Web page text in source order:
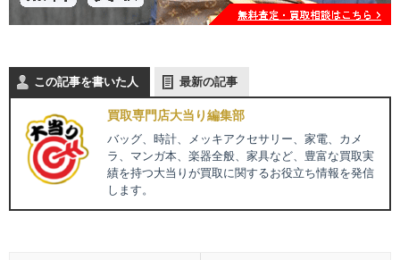
この記事を書いた人 最新の記事
買取専門店大当り編集部
バッグ、時計、メッキアクセサリー、家電、カメ
ラ、マンガ本、楽器全般、家具など、豊富な買取実
績を持つ大当りが買取に関するお役立ち情報を発信
します。